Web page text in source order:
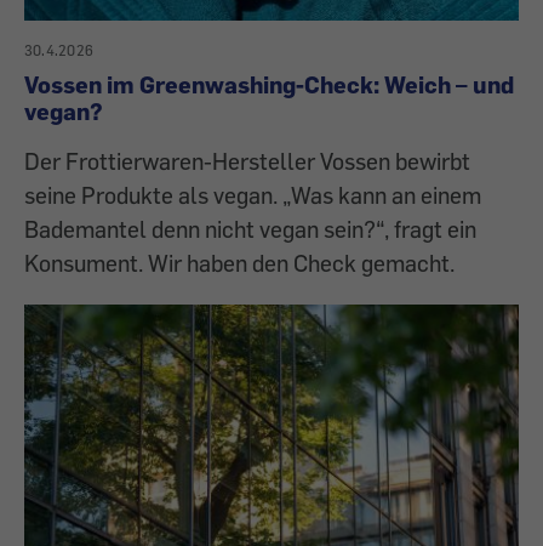
30.4.2026
Vossen im Greenwashing-Check: Weich – und
vegan?
Der Frottierwaren-Hersteller Vossen bewirbt
seine Produkte als vegan. „Was kann an einem
Bademantel denn nicht vegan sein?“, fragt ein
Konsument. Wir haben den Check gemacht.